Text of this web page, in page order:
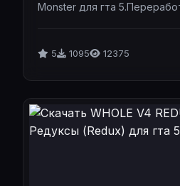
Monster для гта
5 1095 12375